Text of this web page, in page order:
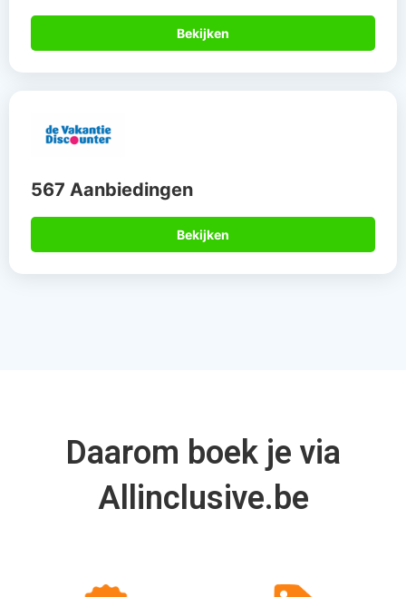
Bekijken
567 Aanbiedingen
Bekijken
Daarom boek je via
Allinclusive.be